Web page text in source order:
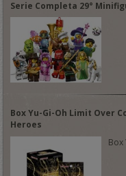
Serie Completa 29°
Box Yu-Gi-Oh Limit Over
Heroes
Box